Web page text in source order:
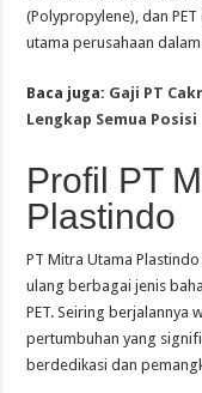
(Polypropylene), dan
utama perusahaan
Baca juga: Gaji PT
Lengkap Semua Posisi
Profil PT
Plastindo
PT Mitra Utama
ulang berbagai jenis
PET. Seiring berjalannya
pertumbuhan yang
berdedikasi dan